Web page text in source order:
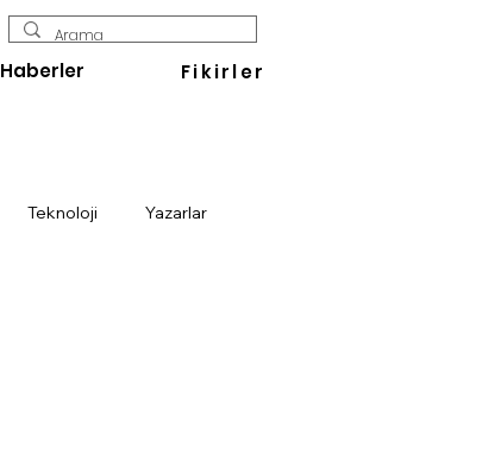
Haberler
Fikirler
Teknoloji Yazarlar